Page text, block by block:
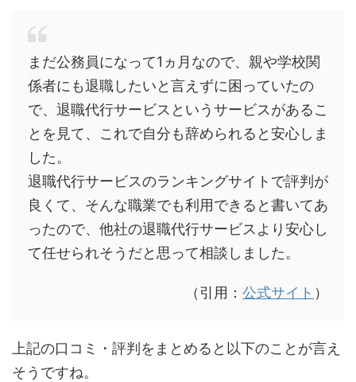
まだ公務員になって1ヵ月なので、親や学校関
係者にも退職したいと言えずに困っていたの
で、退職代行サービスというサービスがあるこ
とを見て、これで自分も辞められると安心しま
した。
退職代行サービスのランキングサイトで評判が
良くて、そんな職業でも利用できると書いてあ
ったので、他社の退職代行サービスより安心し
て任せられそうだと思って相談しました。
（引用： 公式サイト ）
上記の口コミ・評判をまとめると以下のことが言え
そうですね。